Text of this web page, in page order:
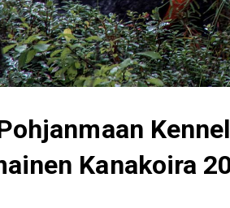
Kanakoira